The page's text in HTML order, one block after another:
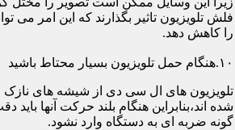
فلش تلویزیون تاثیر بگذارند که این امر می
را کاهش دهد.
۱۰.هنگام حمل تلویزیون بسیار محتاط باشید
تلویزیون های ال سی دی از شیشه های نازک
شده اند،بنابراین هنگام بلند حرکت آنها باید
گونه ضربه ای به دستگاه وارد نشود.